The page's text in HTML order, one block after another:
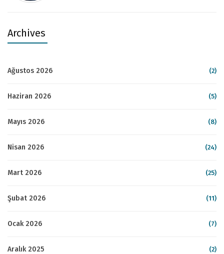
Archives
Ağustos 2026 (2)
Haziran 2026 (5)
Mayıs 2026 (8)
Nisan 2026 (24)
Mart 2026 (25)
Şubat 2026 (11)
Ocak 2026 (7)
Aralık 2025 (2)